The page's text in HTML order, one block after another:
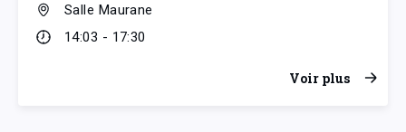
Salle Maurane
14:03 - 17:30
Voir plus